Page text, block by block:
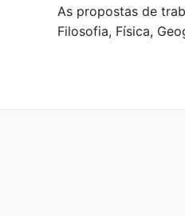
As propostas de
Filosofia, Física,